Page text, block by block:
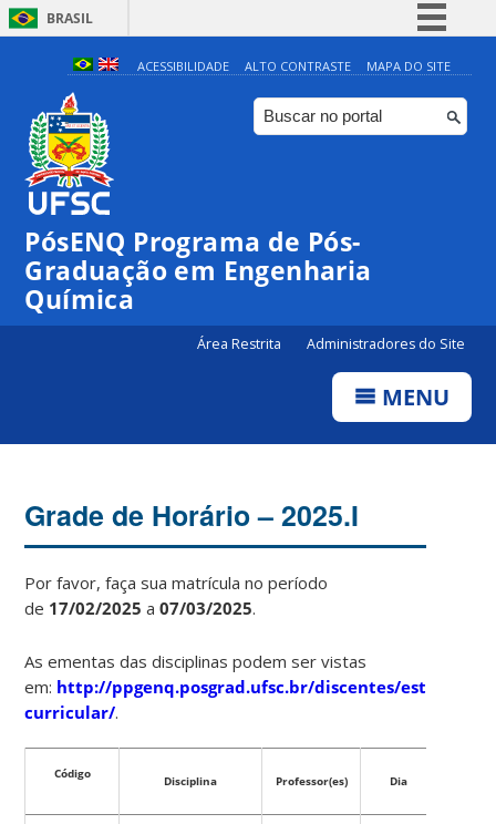
BRASIL
Simplifique!
Comunica BR
Participe
Canais
ACESSIBILIDADE ALTO CONTRASTE MAPA DO SITE
PósENQ Programa de Pós-
Graduação em Engenharia
Química
Área Restrita Administradores do Site
MENU
Grade de Horário – 2025.I
Por favor, faça sua matrícula no período
de 17/02/2025a 07/03/2025.
As ementas das disciplinas podem ser vistas
em: http://ppgenq.posgrad.ufsc.br/discentes/estrutura-
curricular/.
Código Disciplina Professor(es) Dia